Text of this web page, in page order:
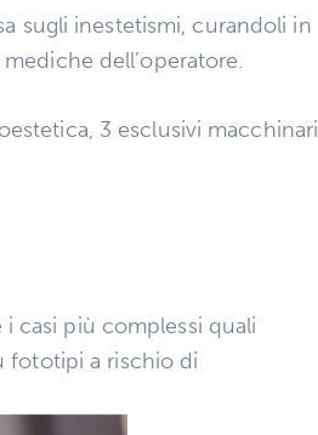
sugli inestetismi, curandoli in
dell’operatore.
3 esclusivi macchinari
casi più complessi quali
fototipi a rischio di